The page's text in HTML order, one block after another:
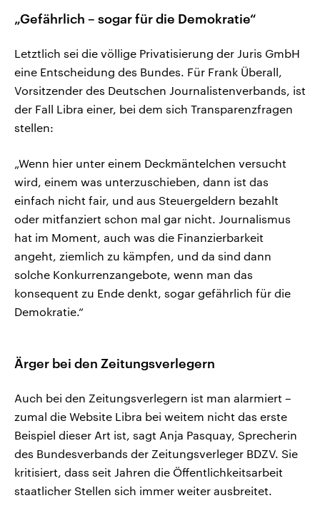
„Gefährlich – sogar für die Demokratie“
Letztlich sei die völlige Privatisierung der Juris GmbH
eine Entscheidung des Bundes. Für Frank Überall,
Vorsitzender des Deutschen Journalistenverbands, ist
der Fall Libra einer, bei dem sich Transparenzfragen
stellen:
„Wenn hier unter einem Deckmäntelchen versucht
wird, einem was unterzuschieben, dann ist das
einfach nicht fair, und aus Steuergeldern bezahlt
oder mitfanziert schon mal gar nicht. Journalismus
hat im Moment, auch was die Finanzierbarkeit
angeht, ziemlich zu kämpfen, und da sind dann
solche Konkurrenzangebote, wenn man das
konsequent zu Ende denkt, sogar gefährlich für die
Demokratie.“
Ärger bei den Zeitungsverlegern
Auch bei den Zeitungsverlegern ist man alarmiert –
zumal die Website Libra bei weitem nicht das erste
Beispiel dieser Art ist, sagt Anja Pasquay, Sprecherin
des Bundesverbands der Zeitungsverleger BDZV. Sie
kritisiert, dass seit Jahren die Öffentlichkeitsarbeit
staatlicher Stellen sich immer weiter ausbreitet.